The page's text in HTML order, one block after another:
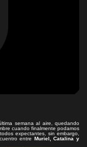
semana al aire, quedando
cuando finalmente podamos
expectantes, sin embargo,
entre Muriel, Catalina y